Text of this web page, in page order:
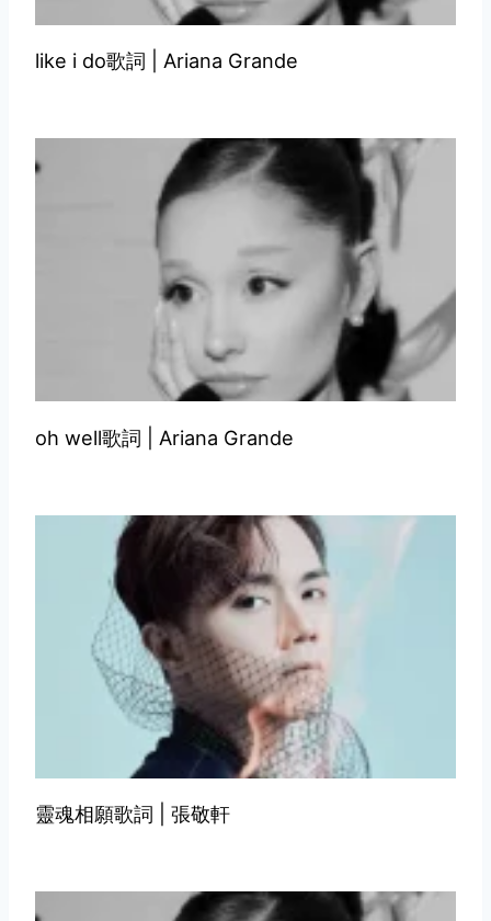
like i do歌詞 | Ariana Grande
oh well歌詞 | Ariana Grande
靈魂相願歌詞 | 張敬軒